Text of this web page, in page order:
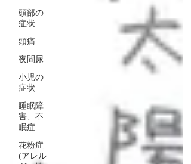
頭部の
症状
頭痛
夜間尿
小児の
症状
睡眠障
害、不
眠症
花粉症
(アレル